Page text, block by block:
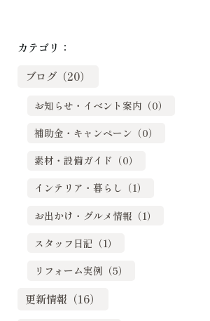
カテゴリ：
ブログ（20）
お知らせ・イベント案内（0）
補助金・キャンペーン（0）
素材・設備ガイド（0）
インテリア・暮らし（1）
お出かけ・グルメ情報（1）
スタッフ日記（1）
リフォーム実例（5）
更新情報（16）